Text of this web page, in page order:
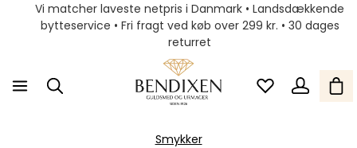
Vi matcher laveste netpris i Danmark • Landsdækkende
bytteservice • Fri fragt ved køb over 299 kr. • 30 dages
returret
Smykker